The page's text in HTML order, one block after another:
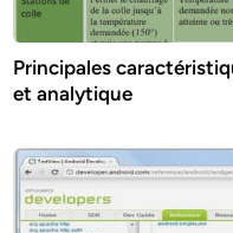
Principales
et analytique